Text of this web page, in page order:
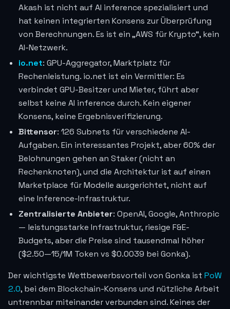
Akash ist nicht auf AI inference spezialisiert und
hat keinen integrierten Konsens zur Überprüfung
von Berechnungen. Es ist ein „AWS für Krypto“, kein
AI-Netzwerk.
io.net: GPU-Aggregator, Marktplatz für
Rechenleistung. io.net ist ein Vermittler: Es
verbindet GPU-Besitzer und Mieter, führt aber
selbst keine AI inference durch. Kein eigener
Konsens, keine Ergebnisverifizierung.
Bittensor: 126 Subnets für verschiedene AI-
Aufgaben. Ein interessantes Projekt, aber 60% der
Belohnungen gehen an Staker (nicht an
Rechenknoten), und die Architektur ist auf einen
Marketplace für Modelle ausgerichtet, nicht auf
eine Inference-Infrastruktur.
Zentralisierte Anbieter: OpenAI, Google, Anthropic
— leistungsstarke Infrastruktur, riesige F&E-
Budgets, aber die Preise sind tausendmal höher
($2.50—15/1M Token vs $0.0039 bei Gonka).
Der wichtigste Wettbewerbsvorteil von Gonka ist PoW
2.0, bei dem Blockchain-Konsens und nützliche Arbeit
untrennbar miteinander verbunden sind. Keines der